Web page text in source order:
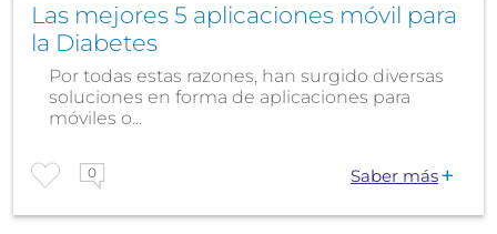
Las mejores 5 aplicaciones móvil para
la Diabetes
Por todas estas razones, han surgido diversas
soluciones en forma de aplicaciones para
móviles o...
0 Saber más